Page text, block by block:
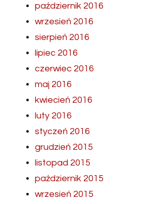
październik 2016
wrzesień 2016
sierpień 2016
lipiec 2016
czerwiec 2016
maj 2016
kwiecień 2016
luty 2016
styczeń 2016
grudzień 2015
listopad 2015
październik 2015
wrzesień 2015